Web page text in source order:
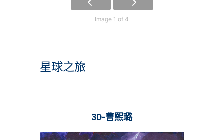
Image 1 of 4
星球之旅
3D-曹熙璐